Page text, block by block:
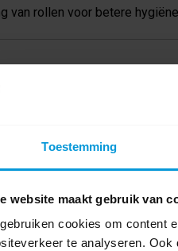
Toestemming
website maakt gebruik van
cookies om content
te analyseren.
van rollen voor betere hygiëne